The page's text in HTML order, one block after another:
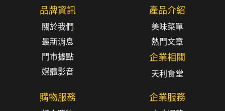
品牌資訊
關於我們
最新消息
門市據點
媒體影音
產品介紹
美味菜單
熱門文章
企業相關
天利食堂
購物服務 企業服務